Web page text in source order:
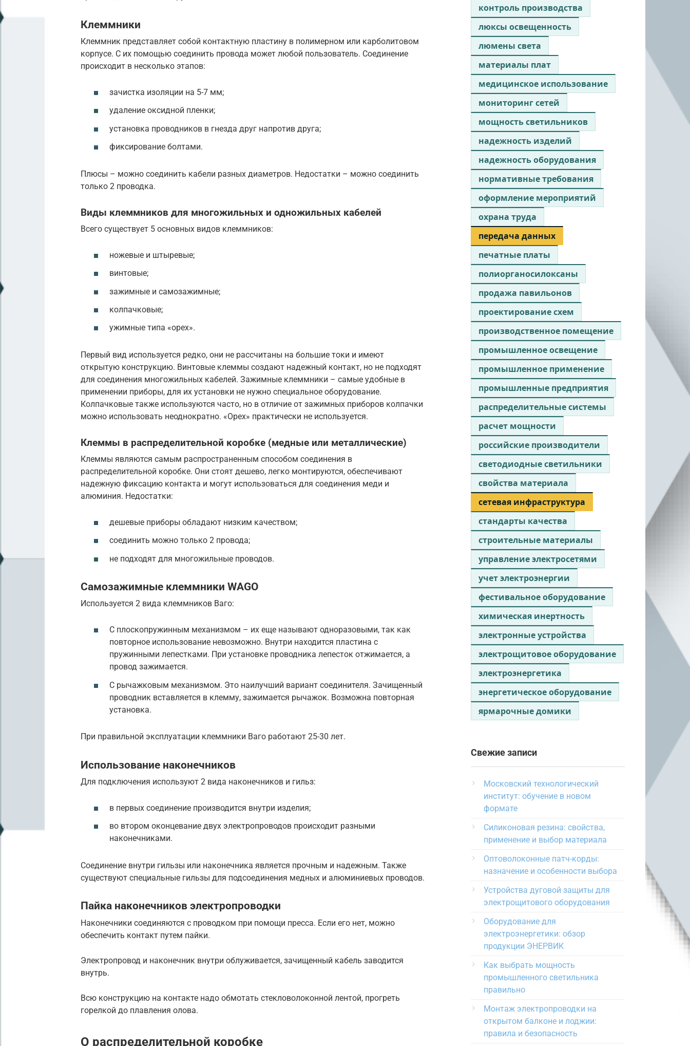
Клеммники
Клеммник представляет собой контактную пластину в полимерном или карболитовом
корпусе. С их помощью соединить провода может любой пользователь. Соединение
происходит в несколько этапов:
зачистка изоляции на 5-7 мм;
удаление оксидной пленки;
установка проводников в гнезда друг напротив друга;
фиксирование болтами.
Плюсы – можно соединить кабели разных диаметров. Недостатки – можно соединить
только 2 проводка.
Виды клеммников для многожильных и одножильных кабелей
Всего существует 5 основных видов клеммников:
ножевые и штыревые;
винтовые;
зажимные и самозажимные;
колпачковые;
ужимные типа «орех».
Первый вид используется редко, они не рассчитаны на большие токи и имеют
открытую конструкцию. Винтовые клеммы создают надежный контакт, но не подходят
для соединения многожильных кабелей. Зажимные клеммники – самые удобные в
применении приборы, для их установки не нужно специальное оборудование.
Колпачковые также используются часто, но в отличие от зажимных приборов колпачки
можно использовать неоднократно. «Орех» практически не используется.
Клеммы в распределительной коробке (медные или металлические)
Клеммы являются самым распространенным способом соединения в
распределительной коробке. Они стоят дешево, легко монтируются, обеспечивают
надежную фиксацию контакта и могут использоваться для соединения меди и
алюминия. Недостатки:
дешевые приборы обладают низким качеством;
соединить можно только 2 провода;
не подходят для многожильные проводов.
Самозажимные клеммники WAGO
Используется 2 вида клеммников Ваго:
С плоскопружинным механизмом – их еще называют одноразовыми, так как
повторное использование невозможно. Внутри находится пластина с
пружинными лепестками. При установке проводника лепесток отжимается, а
провод зажимается.
С рычажковым механизмом. Это наилучший вариант соединителя. Зачищенный
проводник вставляется в клемму, зажимается рычажок. Возможна повторная
установка.
При правильной эксплуатации клеммники Ваго работают 25-30 лет.
Использование наконечников
Для подключения используют 2 вида наконечников и гильз:
в первых соединение производится внутри изделия;
во втором оконцевание двух электропроводов происходит разными
наконечниками.
Соединение внутри гильзы или наконечника является прочным и надежным. Также
существуют специальные гильзы для подсоединения медных и алюминиевых проводов.
Пайка наконечников электропроводки
Наконечники соединяются с проводком при помощи пресса. Если его нет, можно
обеспечить контакт путем пайки.
Электропровод и наконечник внутри облуживается, зачищенный кабель заводится
внутрь.
Всю конструкцию на контакте надо обмотать стекловолоконной лентой, прогреть
горелкой до плавления олова.
О распределительной коробке
контроль производства
люксы освещенность
люмены света
материалы плат
медицинское использование
мониторинг сетей
мощность светильников
надежность изделий
надежность оборудования
нормативные требования
оформление мероприятий
охрана труда
передача данных
печатные платы
полиорганосилоксаны
продажа павильонов
проектирование схем
производственное помещение
промышленное освещение
промышленное применение
промышленные предприятия
распределительные системы
расчет мощности
российские производители
светодиодные светильники
свойства материала
сетевая инфраструктура
стандарты качества
строительные материалы
управление электросетями
учет электроэнергии
фестивальное оборудование
химическая инертность
электронные устройства
электрощитовое оборудование
электроэнергетика
энергетическое оборудование
ярмарочные домики
Свежие записи
Московский технологический
институт: обучение в новом
формате
Силиконовая резина: свойства,
применение и выбор материала
Оптоволоконные патч-корды:
назначение и особенности выбора
Устройства дуговой защиты для
электрощитового оборудования
Оборудование для
электроэнергетики: обзор
продукции ЭНЕРВИК
Как выбрать мощность
промышленного светильника
правильно
Монтаж электропроводки на
открытом балконе и лоджии:
правила и безопасность